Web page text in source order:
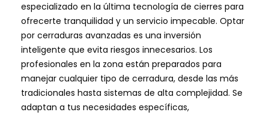
especializado en la última tecnología de cierres para
ofrecerte tranquilidad y un servicio impecable. Optar
por cerraduras avanzadas es una inversión
inteligente que evita riesgos innecesarios. Los
profesionales en la zona están preparados para
manejar cualquier tipo de cerradura, desde las más
tradicionales hasta sistemas de alta complejidad. Se
adaptan a tus necesidades específicas,